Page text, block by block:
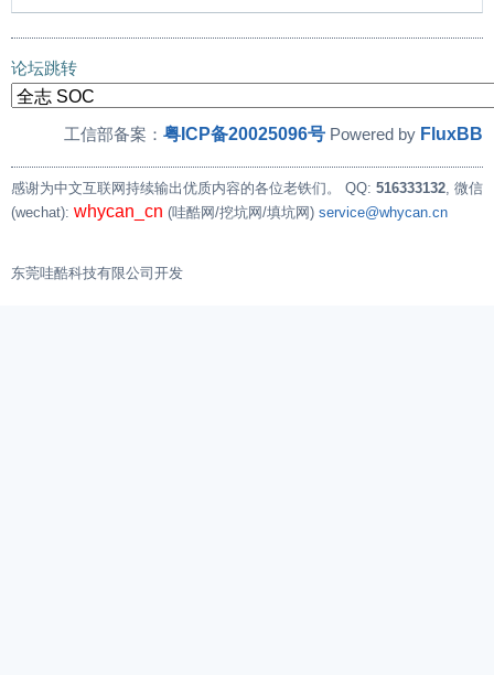
论坛跳转
工信部备案： 粤ICP备20025096号 Powered by FluxBB
感谢为中文互联网持续输出优质内容的各位老铁们。 QQ: 516333132, 微信
(wechat): whycan_cn (哇酷网/挖坑网/填坑网) service@whycan.cn
东莞哇酷科技有限公司开发